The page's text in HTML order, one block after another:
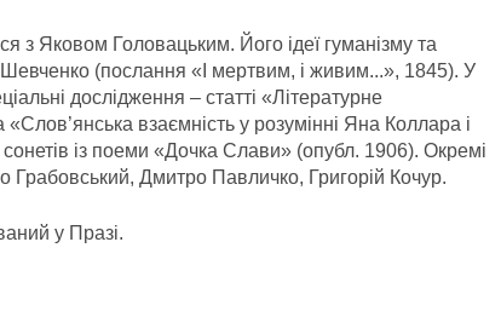
з Яковом Головацьким. Його ідеї гуманізму та
(послання «І мертвим, і живим...», 1845). У
дослідження – статті «Літературне
взаємність у розумінні Яна Коллара і
із поеми «Дочка Слави» (опубл. 1906). Окремі
Грабовський, Дмитро Павличко, Григорій Кочур.
у Празі.